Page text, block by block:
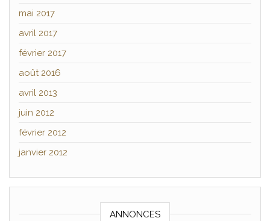
mai 2017
avril 2017
février 2017
août 2016
avril 2013
juin 2012
février 2012
janvier 2012
ANNONCES